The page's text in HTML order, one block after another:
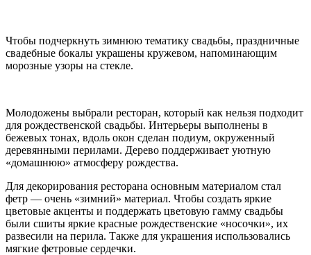
Чтобы подчеркнуть зимнюю тематику свадьбы, праздничные
свадебные бокалы украшены кружевом, напоминающим
морозные узоры на стекле.
Молодожены выбрали ресторан, который как нельзя подходит
для рождественской свадьбы. Интерьеры выполнены в
бежевых тонах, вдоль окон сделан подиум, окруженный
деревянными перилами. Дерево поддерживает уютную
«домашнюю» атмосферу рождества.
Для декорирования ресторана основным материалом стал
фетр — очень «зимний» материал. Чтобы создать яркие
цветовые акценты и поддержать цветовую гамму свадьбы
были сшиты яркие красные рождественские «носочки», их
развесили на перила. Также для украшения использовались
мягкие фетровые сердечки.